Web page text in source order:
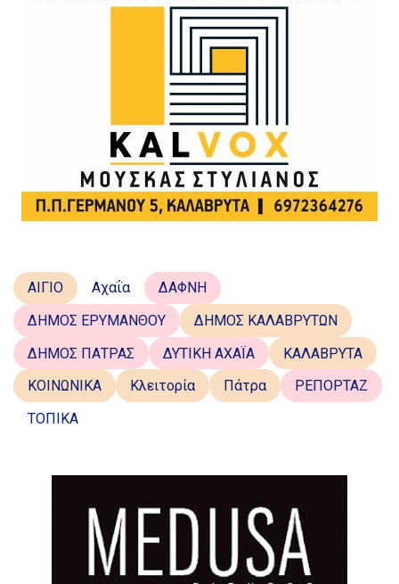
ΑΙΓΙΟ Αχαΐα
ΔΑΦΝΗ
ΔΗΜΟΣ ΕΡΥΜΑΝΘΟΥ
ΔΗΜΟΣ ΚΑΛΑΒΡΥΤΩΝ
ΔΗΜΟΣ ΠΑΤΡΑΣ
ΔΥΤΙΚΗ ΑΧΑΪΑ
ΚΑΛΑΒΡΥΤΑ
ΚΟΙΝΩΝΙΚΑ
Κλειτορία Πάτρα
ΡΕΠΟΡΤΑΖ
ΤΟΠΙΚΑ